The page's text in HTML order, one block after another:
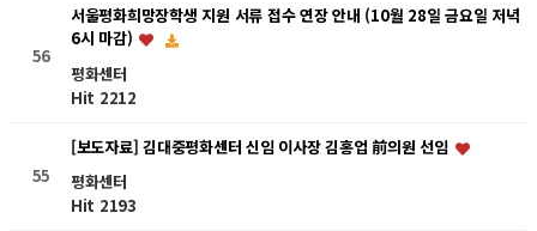
56
서울평화희망장학생 지원 서류 접수 연장 안내 (10월 28일 금요일 저녁
6시 마감)
평화센터
Hit 2212
55
[보도자료] 김대중평화센터 신임 이사장 김홍업 前의원 선임
평화센터
Hit 2193